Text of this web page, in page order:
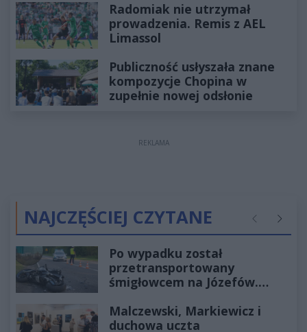
Radomiak nie utrzymał
prowadzenia. Remis z AEL
Limassol
Publiczność usłyszała znane
kompozycje Chopina w
zupełnie nowej odsłonie
REKLAMA
NAJCZĘŚCIEJ CZYTANE Poprzednie
Po wypadku został
przetransportowany
śmigłowcem na Józefów.
Malczewski, Markiewicz i
duchowa uczta